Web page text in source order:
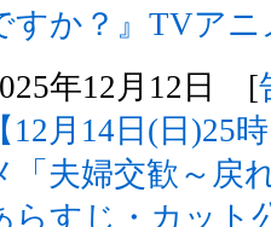
すか？』TVアニ
年12月12日 [
【12月14日(日)25
「夫婦交歓～戻
らすじ・カット